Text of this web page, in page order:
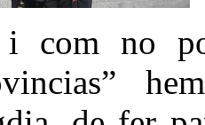
i com no